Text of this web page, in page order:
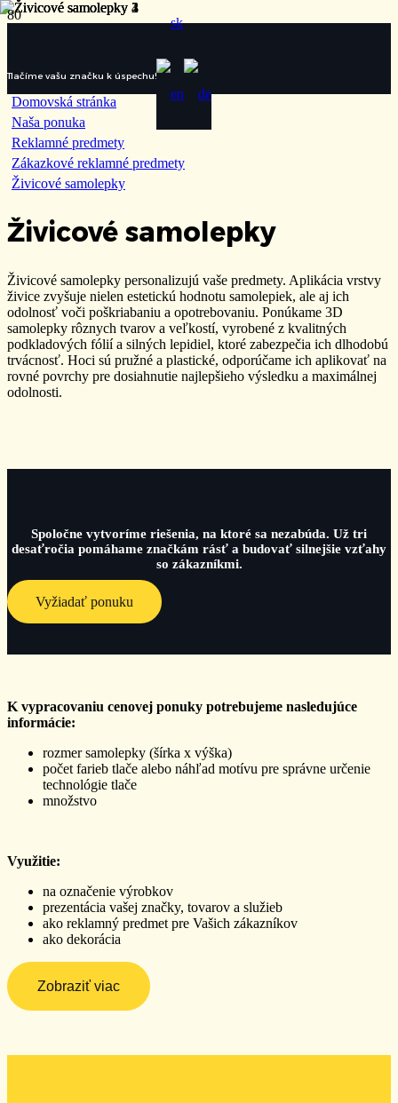
Tlačíme vašu značku k úspechu!
Domovská stránka
Naša ponuka
Reklamné predmety
Zákazkové reklamné predmety
Živicové samolepky
Živicové samolepky
Živicové samolepky personalizujú vaše predmety. Aplikácia vrstvy
živice zvyšuje nielen estetickú hodnotu samolepiek, ale aj ich
odolnosť voči poškriabaniu a opotrebovaniu. Ponúkame 3D
samolepky rôznych tvarov a veľkostí, vyrobené z kvalitných
podkladových fólií a silných lepidiel, ktoré zabezpečia ich dlhodobú
trvácnosť. Hoci sú pružné a plastické, odporúčame ich aplikovať na
rovné povrchy pre dosiahnutie najlepšieho výsledku a maximálnej
odolnosti.
Spoločne vytvoríme riešenia, na ktoré sa nezabúda. Už tri
desaťročia pomáhame značkám rásť a budovať silnejšie vzťahy
so zákazníkmi.
Vyžiadať ponuku
K vypracovaniu cenovej ponuky potrebujeme nasledujúce
informácie:
rozmer samolepky (šírka x výška)
počet farieb tlače alebo náhľad motívu pre správne určenie
technológie tlače
množstvo
Využitie:
na označenie výrobkov
prezentácia vašej značky, tovarov a služieb
ako reklamný predmet pre Vašich zákazníkov
ako dekorácia
Zobraziť viac